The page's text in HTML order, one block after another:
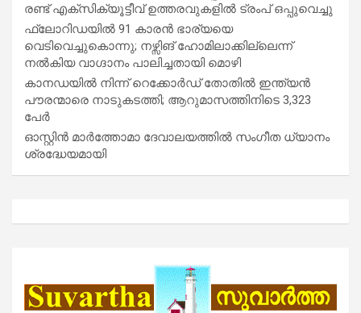
രണ്ട് എക്സിക്യൂട്ടീവ് ഉത്തരവുകളിൽ ട്രംപ് ഒപ്പുവെച്ചു
ഫ്ലോറിഡയിൽ 91 കാരൻ ഭാര്യയെ
വെടിവെച്ചുകൊന്നു; നഴ്സിങ് ഹോമിലാക്കില്ലെന്ന്
നൽകിയ വാഗ്ദാനം പാലിച്ചതായി മൊഴി
കാനഡയിൽ നിന്ന് റെക്കോർഡ് തോതിൽ ഇന്ത്യൻ
പൗരന്മാരെ നാടുകടത്തി; ആറുമാസത്തിനിടെ 3,323
പേർ
ഓസ്റ്റിൻ മാർത്തോമാ ദേവാലയത്തിൽ സംഗീത ധ്യാനം
ശ്രദ്ധേയമായി